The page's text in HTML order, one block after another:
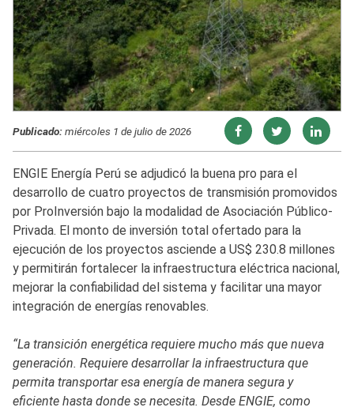
Publicado:miércoles 1 de julio de 2026
ENGIE Energía Perú se adjudicó la buena pro para el
desarrollo de cuatro proyectos de transmisión promovidos
por ProInversión bajo la modalidad de Asociación Público-
Privada. El monto de inversión total ofertado para la
ejecución de los proyectos asciende a US$ 230.8 millones
y permitirán fortalecer la infraestructura eléctrica nacional,
mejorar la confiabilidad del sistema y facilitar una mayor
integración de energías renovables.
“La transición energética requiere mucho más que nueva
generación. Requiere desarrollar la infraestructura que
permita transportar esa energía de manera segura y
eficiente hasta donde se necesita. Desde ENGIE, como